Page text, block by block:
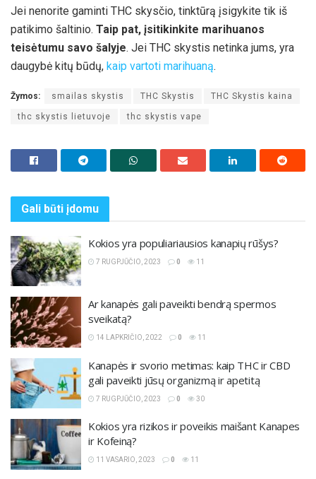
Jei nenorite gaminti THC skysčio, tinktūrą įsigykite tik iš
patikimo šaltinio. Taip pat, įsitikinkite marihuanos
teisėtumu savo šalyje. Jei THC skystis netinka jums, yra
daugybė kitų būdų, kaip vartoti marihuaną.
Žymos: smailas skystis THC Skystis THC Skystis kaina
thc skystis lietuvoje thc skystis vape
Gali būti įdomu
Kokios yra populiariausios kanapių rūšys?
7 RUGPJŪČIO, 2023 0 11
Ar kanapės gali paveikti bendrą spermos
sveikatą?
14 LAPKRIČIO, 2022 0 11
Kanapės ir svorio metimas: kaip THC ir CBD
gali paveikti jūsų organizmą ir apetitą
7 RUGPJŪČIO, 2023 0 30
Kokios yra rizikos ir poveikis maišant Kanapes
ir Kofeiną?
11 VASARIO, 2023 0 11